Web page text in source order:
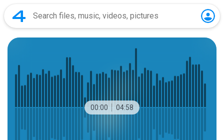
00:00 04:58